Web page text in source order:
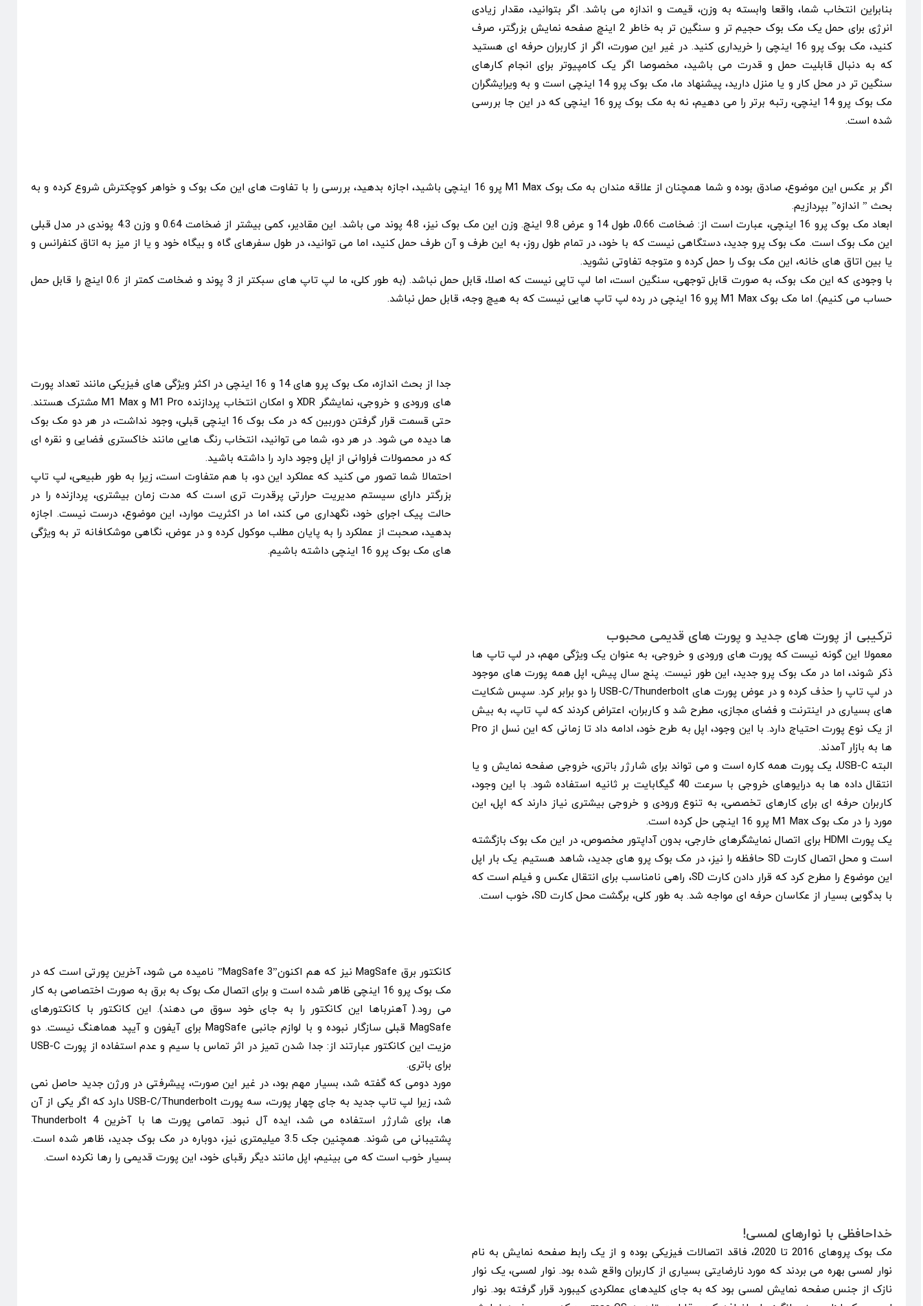
بنابراین انتخاب شما، واقعا وابسته به وزن، قیمت و اندازه می باشد. اگر بتوانید، مقدار زیادی
انرژی برای حمل یک مک بوک حجیم تر و سنگین تر به خاطر 2 اینچ صفحه نمایش بزرگتر، صرف
کنید، مک بوک پرو 16 اینچی را خریداری کنید. در غیر این صورت، اگر از کاربران حرفه ای هستید
که به دنبال قابلیت حمل و قدرت می باشید، مخصوصا اگر یک کامپیوتر برای انجام کارهای
سنگین تر در محل کار و یا منزل دارید، پیشنهاد ما، مک بوک پرو 14 اینچی است و به ویرایشگران
مک بوک پرو 14 اینچی، رتبه برتر را می دهیم، نه به مک بوک پرو 16 اینچی که در این جا بررسی
شده است.
اگر بر عکس این موضوع، صادق بوده و شما همچنان از علاقه مندان به مک بوک M1 Max پرو 16 اینچی باشید، اجازه بدهید، بررسی را با تفاوت های این مک بوک و خواهر کوچکترش شروع کرده و به
بحث ” اندازه” بپردازیم.
ابعاد مک بوک پرو 16 اینچی، عبارت است از: ضخامت 0.66، طول 14 و عرض 9.8 اینچ. وزن این مک بوک نیز، 4.8 پوند می باشد. این مقادیر، کمی بیشتر از ضخامت 0.64 و وزن 4.3 پوندی در مدل قبلی
این مک بوک است. مک بوک پرو جدید، دستگاهی نیست که با خود، در تمام طول روز، به این طرف و آن طرف حمل کنید، اما می توانید، در طول سفرهای گاه و بیگاه خود و یا از میز به اتاق کنفرانس و
یا بین اتاق های خانه، این مک بوک را حمل کرده و متوجه تفاوتی نشوید.
با وجودی که این مک بوک، به صورت قابل توجهی، سنگین است، اما لپ تاپی نیست که اصلا، قابل حمل نباشد. (به طور کلی، ما لپ تاپ های سبکتر از 3 پوند و ضخامت کمتر از 0.6 اینچ را قابل حمل
حساب می کنیم). اما مک بوک M1 Max پرو 16 اینچی در رده لپ تاپ هایی نیست که به هیچ وجه، قابل حمل نباشد.
جدا از بحث اندازه، مک بوک پرو های 14 و 16 اینچی در اکثر ویژگی های فیزیکی مانند تعداد پورت
های ورودی و خروجی، نمایشگر XDR و امکان انتخاب پردازنده M1 Pro و M1 Max مشترک هستند.
حتی قسمت قرار گرفتن دوربین که در مک بوک 16 اینچی قبلی، وجود نداشت، در هر دو مک بوک
ها دیده می شود. در هر دو، شما می توانید، انتخاب رنگ هایی مانند خاکستری فضایی و نقره ای
که در محصولات فراوانی از اپل وجود دارد را داشته باشید.
احتمالا شما تصور می کنید که عملکرد این دو، با هم متفاوت است، زیرا به طور طبیعی، لپ تاپ
بزرگتر دارای سیستم مدیریت حرارتی پرقدرت تری است که مدت زمان بیشتری، پردازنده را در
حالت پیک اجرای خود، نگهداری می کند، اما در اکثریت موارد، این موضوع، درست نیست. اجازه
بدهید، صحبت از عملکرد را به پایان مطلب موکول کرده و در عوض، نگاهی موشکافانه تر به ویژگی
های مک بوک پرو 16 اینچی داشته باشیم.
ترکیبی از پورت های جدید و پورت های قدیمی محبوب
معمولا این گونه نیست که پورت های ورودی و خروجی، به عنوان یک ویژگی مهم، در لپ تاپ ها
ذکر شوند، اما در مک بوک پرو جدید، این طور نیست. پنج سال پیش، اپل همه پورت های موجود
در لپ تاپ را حذف کرده و در عوض پورت های USB-C/Thunderbolt را دو برابر کرد. سپس شکایت
های بسیاری در اینترنت و فضای مجازی، مطرح شد و کاربران، اعتراض کردند که لپ تاپ، به بیش
از یک نوع پورت احتیاج دارد. با این وجود، اپل به طرح خود، ادامه داد تا زمانی که این نسل از Pro
ها به بازار آمدند.
البته USB-C، یک پورت همه کاره است و می تواند برای شارژر باتری، خروجی صفحه نمایش و یا
انتقال داده ها به درایوهای خروجی با سرعت 40 گیگابایت بر ثانیه استفاده شود. با این وجود،
کاربران حرفه ای برای کارهای تخصصی، به تنوع ورودی و خروجی بیشتری نیاز دارند که اپل، این
مورد را در مک بوک M1 Max پرو 16 اینچی حل کرده است.
یک پورت HDMI برای اتصال نمایشگرهای خارجی، بدون آداپتور مخصوص، در این مک بوک بازگشته
است و محل اتصال کارت SD حافظه را نیز، در مک بوک پرو های جدید، شاهد هستیم. یک بار اپل
این موضوع را مطرح کرد که قرار دادن کارت SD، راهی نامناسب برای انتقال عکس و فیلم است که
با بدگویی بسیار از عکاسان حرفه ای مواجه شد. به طور کلی، برگشت محل کارت SD، خوب است.
کانکتور برق MagSafe نیز که هم اکنون”3 MagSafe” نامیده می شود، آخرین پورتی است که در
مک بوک پرو 16 اینچی ظاهر شده است و برای اتصال مک بوک به برق به صورت اختصاصی به کار
می رود.( آهنرباها این کانکتور را به جای خود سوق می دهند). این کانکتور با کانکتورهای
MagSafe قبلی سازگار نبوده و با لوازم جانبی MagSafe برای آیفون و آیپد هماهنگ نیست. دو
مزیت این کانکتور عبارتند از: جدا شدن تمیز در اثر تماس با سیم و عدم استفاده از پورت USB-C
برای باتری.
مورد دومی که گفته شد، بسیار مهم بود، در غیر این صورت، پیشرفتی در ورژن جدید حاصل نمی
شد، زیرا لپ تاپ جدید به جای چهار پورت، سه پورت USB-C/Thunderbolt دارد که اگر یکی از آن
ها، برای شارژر استفاده می شد، ایده آل نبود. تمامی پورت ها با آخرین Thunderbolt 4
پشتیبانی می شوند. همچنین جک 3.5 میلیمتری نیز، دوباره در مک بوک جدید، ظاهر شده است.
بسیار خوب است که می بینیم، اپل مانند دیگر رقبای خود، این پورت قدیمی را رها نکرده است.
خداحافظی با نوارهای لمسی!
مک بوک پروهای 2016 تا 2020، فاقد اتصالات فیزیکی بوده و از یک رابط صفحه نمایش به نام
نوار لمسی بهره می بردند که مورد نارضایتی بسیاری از کاربران واقع شده بود. نوار لمسی، یک نوار
نازک از جنس صفحه نمایش لمسی بود که به جای کلیدهای عملکردی کیبورد قرار گرفته بود. نوار